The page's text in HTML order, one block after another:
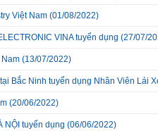
Việt Nam (01/08/2022)
VINA tuyển dụng (27/07/
(13/07/2022)
Bắc Ninh tuyển dụng Nhân Viên Lái
(20/06/2022)
NỘI tuyển dụng (06/06/2022)